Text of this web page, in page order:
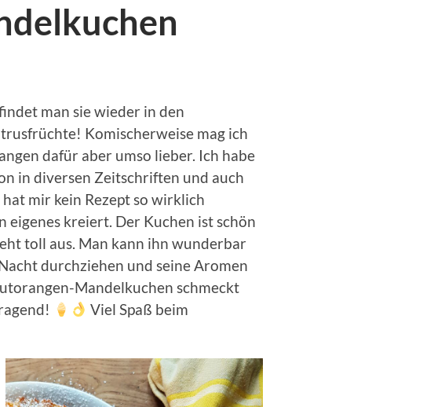
man sie wieder in den
Komischerweise mag ich
dafür aber umso lieber. Ich habe
in diversen Zeitschriften und auch
mir kein Rezept so wirklich
eigenes kreiert. Der Kuchen ist schön
toll aus. Man kann ihn wunderbar
durchziehen und seine Aromen
Mandelkuchen schmeckt
Viel Spaß beim